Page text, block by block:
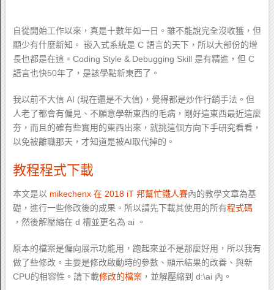
自從開始工作以來，真是十數年如一日。雖不能說完全沒收獲，但
顯少有什麼新知。 嵌入式系統是 C 語言的天下，所以大部份的增
長也都是在這。Coding Style & Debugging Skill 是有精進，但 C
語言也快50年了，是該學點新東西了。
我以前不大信 AI (現在還是不大信)，覺得都是炒作行銷手法。但
人老了都會有偏見、不願意學新東西的毛病，剛好這東西最近這麼
夯，而且的確有些實用的東西出來，就挑這個方向下手研究看看，
以免被離職那天，才知道是被AI取代掉的。
教程程式下載
本文是以 mikechenx 在 2018 iT 邦幫忙鐵人賽內的教學文章為基
礎，進行一些修改後的成果。所以請先下載其使用的所有程式碼
，然後解壓縮在 d 槽並更名為 ai 。
原本的檔案是偏向展示功能用，跑起來並不是那麼好用，所以我有
做了些修改。主要是修改啟動時的參數、顯示結果的改善、與新
CPU的相容性。請下載修改的檔案，並解壓縮到 d:\ai 內。